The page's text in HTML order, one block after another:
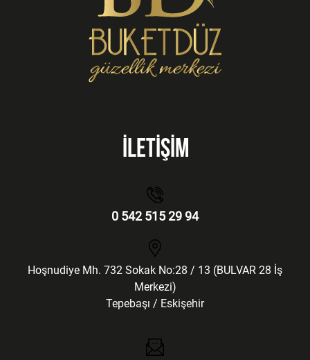
İLETİŞİM
0 542 515 29 94
Hoşnudiye Mh. 732 Sokak No:28 / 13 (BULVAR 28 İş
Merkezi)
Tepebaşı / Eskişehir